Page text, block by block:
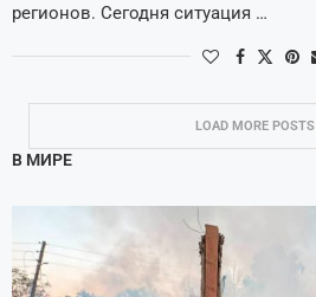
регионов. Сегодня ситуация …
LOAD MORE POSTS
В МИРЕ